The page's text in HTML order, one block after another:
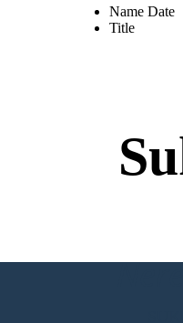
Name Date
Title